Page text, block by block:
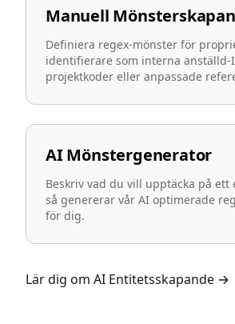
Manuell
Definiera regex-mönster för
identifierare som interna anställd-
projektkoder eller anpassade
AI Mönstergenerator
Beskriv vad du vill upptäcka på ett
så genererar vår AI optimerade
för dig.
Lär dig om AI Entitetsskapande →